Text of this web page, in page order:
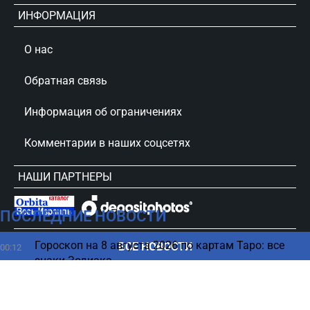
ПОСЛЕДНИЕ НОВОСТИ
00:12
Гороскоп на 8 августа 2026 по картам Таро: все
знаки Зодиака
ВСЕ НОВОСТИ
ИНФОРМАЦИЯ
О нас
Обратная связь
Информация об ограничениях
Комментарии в наших соцсетях
НАШИ ПАРТНЕРЫ
сursorinfo.co.il © Все права защищены